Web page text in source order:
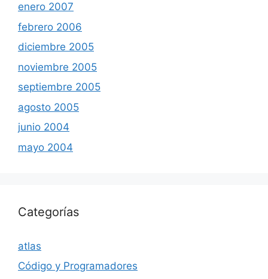
enero 2007
febrero 2006
diciembre 2005
noviembre 2005
septiembre 2005
agosto 2005
junio 2004
mayo 2004
Categorías
atlas
Código y Programadores